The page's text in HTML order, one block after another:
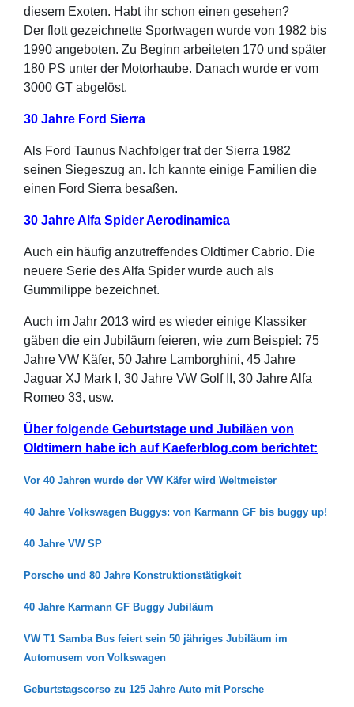
diesem Exoten. Habt ihr schon einen gesehen?
Der flott gezeichnette Sportwagen wurde von 1982 bis
1990 angeboten. Zu Beginn arbeiteten 170 und später
180 PS unter der Motorhaube. Danach wurde er vom
3000 GT abgelöst.
30 Jahre Ford Sierra
Als Ford Taunus Nachfolger trat der Sierra 1982
seinen Siegeszug an. Ich kannte einige Familien die
einen Ford Sierra besaßen.
30 Jahre Alfa Spider Aerodinamica
Auch ein häufig anzutreffendes Oldtimer Cabrio. Die
neuere Serie des Alfa Spider wurde auch als
Gummilippe bezeichnet.
Auch im Jahr 2013 wird es wieder einige Klassiker
gäben die ein Jubiläum feieren, wie zum Beispiel: 75
Jahre VW Käfer, 50 Jahre Lamborghini, 45 Jahre
Jaguar XJ Mark I, 30 Jahre VW Golf II, 30 Jahre Alfa
Romeo 33, usw.
Über folgende Geburtstage und Jubiläen von
Oldtimern habe ich auf Kaeferblog.com berichtet:
Vor 40 Jahren wurde der VW Käfer wird Weltmeister
40 Jahre Volkswagen Buggys: von Karmann GF bis buggy up!
40 Jahre VW SP
Porsche und 80 Jahre Konstruktionstätigkeit
40 Jahre Karmann GF Buggy Jubiläum
VW T1 Samba Bus feiert sein 50 jähriges Jubiläum im
Automusem von Volkswagen
Geburtstagscorso zu 125 Jahre Auto mit Porsche